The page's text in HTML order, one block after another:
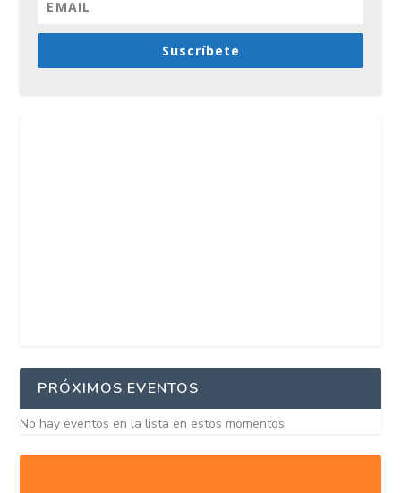
Suscríbete
PRÓXIMOS EVENTOS
No hay eventos en la lista en estos momentos